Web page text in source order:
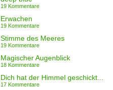
19 Kommentare
Erwachen
19 Kommentare
Stimme des Meeres
19 Kommentare
Magischer Augenblick
18 Kommentare
Dich hat der Himmel geschickt...
17 Kommentare